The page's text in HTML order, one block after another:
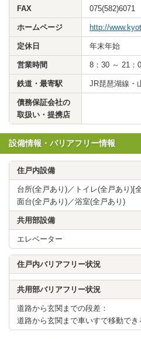
FAX 075(582)6071
ホームページ http://
定休日 年末年始
営業時間 8：30 ～ 21：
鉄道・最寄駅 JR琵琶湖線・
債務保証会社の
取扱い・提携店
設備情報・バリアフリー情報
住戸内設備
台所(全戸あり)／トイレ(全戸あり)[
面台(全戸あり)／浴室(全戸あり)
共用部設備
エレベーター
住戸内バリアフリー状況
共用部バリアフリー状況
道路から玄関までの段差：
道路から玄関まで車いすで移動でき